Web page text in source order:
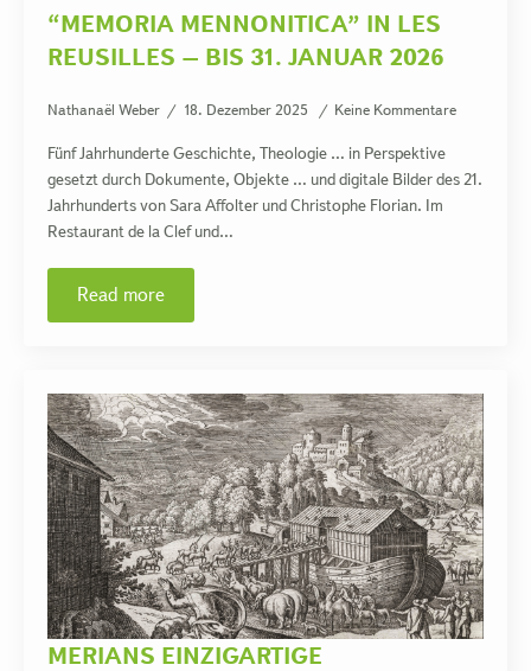
“MEMORIA MENNONITICA” IN LES
REUSILLES – BIS 31. JANUAR 2026
Nathanaël Weber 18. Dezember 2025 Keine Kommentare
Fünf Jahrhunderte Geschichte, Theologie … in Perspektive
gesetzt durch Dokumente, Objekte … und digitale Bilder des 21.
Jahrhunderts von Sara Affolter und Christophe Florian. Im
Restaurant de la Clef und…
Read more
MERIANS EINZIGARTIGE